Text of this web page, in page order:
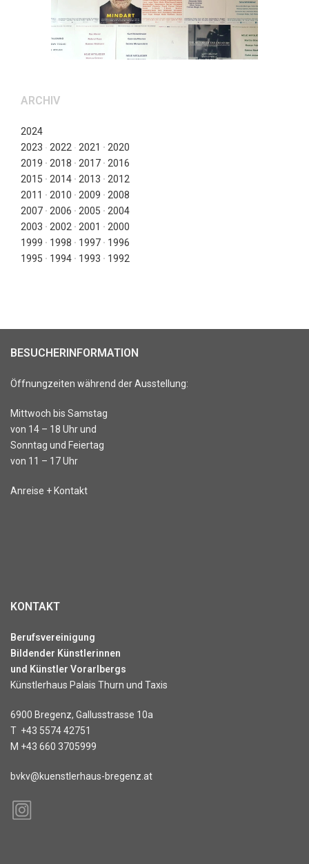
ARCHIV
2024
2023 ∙ 2022 ∙ 2021 ∙ 2020
2019 ∙ 2018 ∙ 2017 ∙ 2016
2015 ∙ 2014 ∙ 2013 ∙ 2012
2011 ∙ 2010 ∙ 2009 ∙ 2008
2007 ∙ 2006 ∙ 2005 ∙ 2004
2003 ∙ 2002 ∙ 2001 ∙ 2000
1999 ∙ 1998 ∙ 1997 ∙ 1996
1995 ∙ 1994 ∙ 1993 ∙ 1992
BESUCHERINFORMATION
Öffnungzeiten während der Ausstellung:
Mittwoch bis Samstag
von 14 – 18 Uhr und
Sonntag und Feiertag
von 11 – 17 Uhr
Anreise + Kontakt
KONTAKT
Berufsvereinigung
Bildender Künstlerinnen
und Künstler Vorarlbergs
Künstlerhaus Palais Thurn und Taxis
6900 Bregenz, Gallusstrasse 10a
T +43 5574 42751
M +43 660 3705999
bvkv@kuenstlerhaus-bregenz.at